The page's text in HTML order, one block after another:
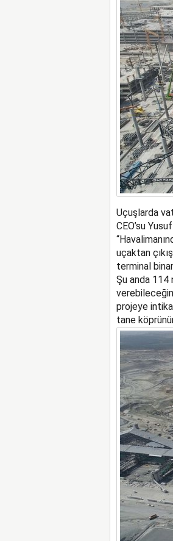
Uçuşlarda
CEO’su
uçaktan
terminal
Şu anda 114
projeye
tane